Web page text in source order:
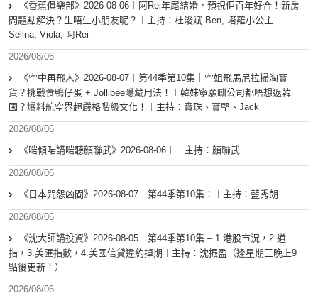
《香蕉俱樂部》2026-08-06︱阿Rei年尾結婚，預祝佢百年好合！新房
問題點解決？生唔生小朋友呢？︱主持：杜浚斌 Ben, 塔羅小公主
Selina, Viola, 阿Rei
2026/08/06
《空中再飛人》2026-08-07︱第44季第10集｜空姐飛馬尼拉掃淘寶
貨？挑戰食鴨仔蛋 + Jollibee隱藏用法！︱韓妹寧願瞓公司都唔想返韓
國？爆料航空界超嚴格階級文化！︱主持：寶珠、寶堅、Jack
2026/08/06
《啱傾啱講啱聽顏聯武》2026-08-06︱︱主持：顏聯武
2026/08/06
《日本咒怨凶間》2026-08-07︱第44季第10集：︱主持：藍秀朗
2026/08/06
《沈大師講投資》2026-08-05︱第44季第10集 – 1.港股市況，2.道
指，3.美匯指數，4.美國信貸違約掉期︱主持：沈振盈（逢星期三晚上9
點後更新！）
2026/08/06